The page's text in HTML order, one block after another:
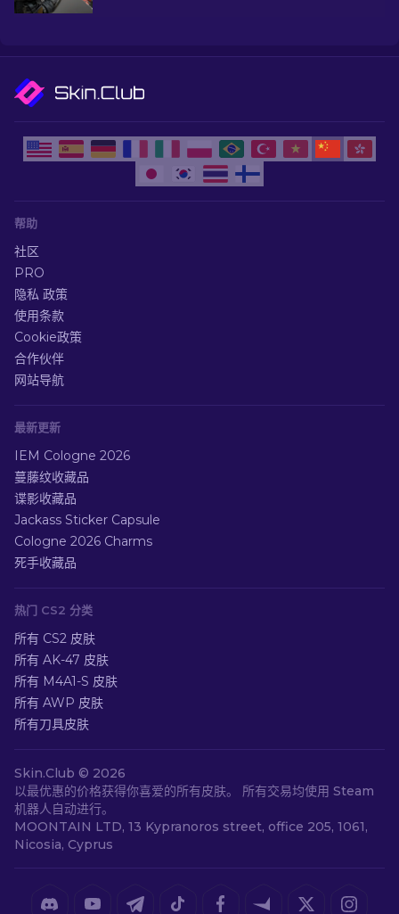
帮助
社区
PRO
隐私 政策
使用条款
Cookie政策
合作伙伴
网站导航
最新更新
IEM Cologne 2026
蔓藤纹收藏品
谍影收藏品
Jackass Sticker Capsule
Cologne 2026 Charms
死手收藏品
热门 CS2 分类
所有 CS2 皮肤
所有 AK-47 皮肤
所有 M4A1-S 皮肤
所有 AWP 皮肤
所有刀具皮肤
Skin.Club © 2026
以最优惠的价格获得你喜爱的所有皮肤。 所有交易均使用 Steam
机器人自动进行。
MOONTAIN LTD, 13 Kypranoros street, office 205, 1061,
Nicosia, Cyprus